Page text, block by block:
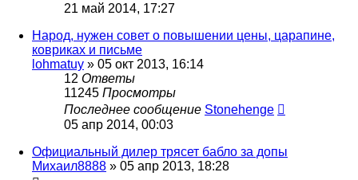
21 май 2014, 17:27
Народ, нужен совет о повышении цены, царапине,
ковриках и письме
lohmatuy » 05 окт 2013, 16:14
12 Ответы
11245 Просмотры
Последнее сообщение Stonehenge
05 апр 2014, 00:03
Официальный дилер трясет бабло за допы
Михаил8888 » 05 апр 2013, 18:28